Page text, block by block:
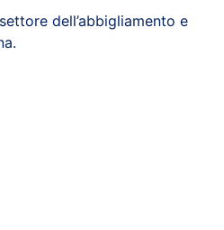
dell’abbigliamento e